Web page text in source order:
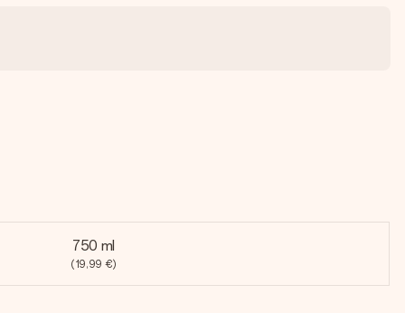
750 ml
(19,99 €)